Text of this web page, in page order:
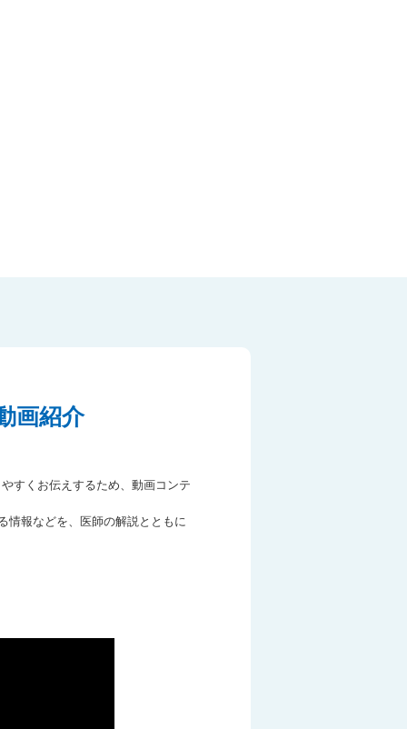
画紹介
すくお伝えするため、動画コンテ
情報などを、医師の解説とともに